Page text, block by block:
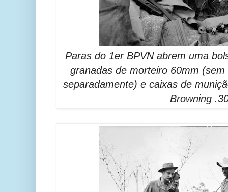
Paras do 1er BPVN abrem uma
granadas de morteiro 60mm
separadamente) e caixas de
Browning